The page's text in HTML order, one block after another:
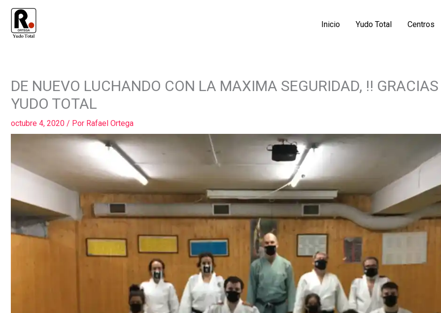
contenido
Inicio Yudo Total Centros
DE NUEVO LUCHANDO CON LA MAXIMA SEGURIDAD, !!
YUDO TOTAL
octubre 4, 2020 / Por Rafael Ortega
COMPARTIR
EN
COMPARTIR
EN
COMPARTIR
EN
COMPARTIR
EN